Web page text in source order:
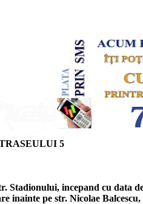
5
Stadionului, incepand cu data
inainte pe str. Nicolae